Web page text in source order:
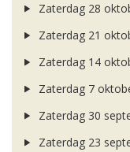
Zaterdag 28
Zaterdag 21
Zaterdag 14
Zaterdag 7
Zaterdag 30
Zaterdag 23